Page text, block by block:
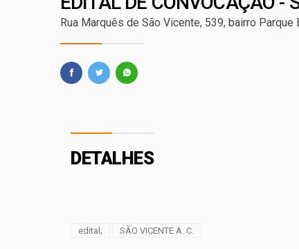
Nova lei reforça
Projeto cria
Rua Marquês de São Vicente, 539, bairro Parque
DETALHES
edital; SÃO VICENTE A. C.